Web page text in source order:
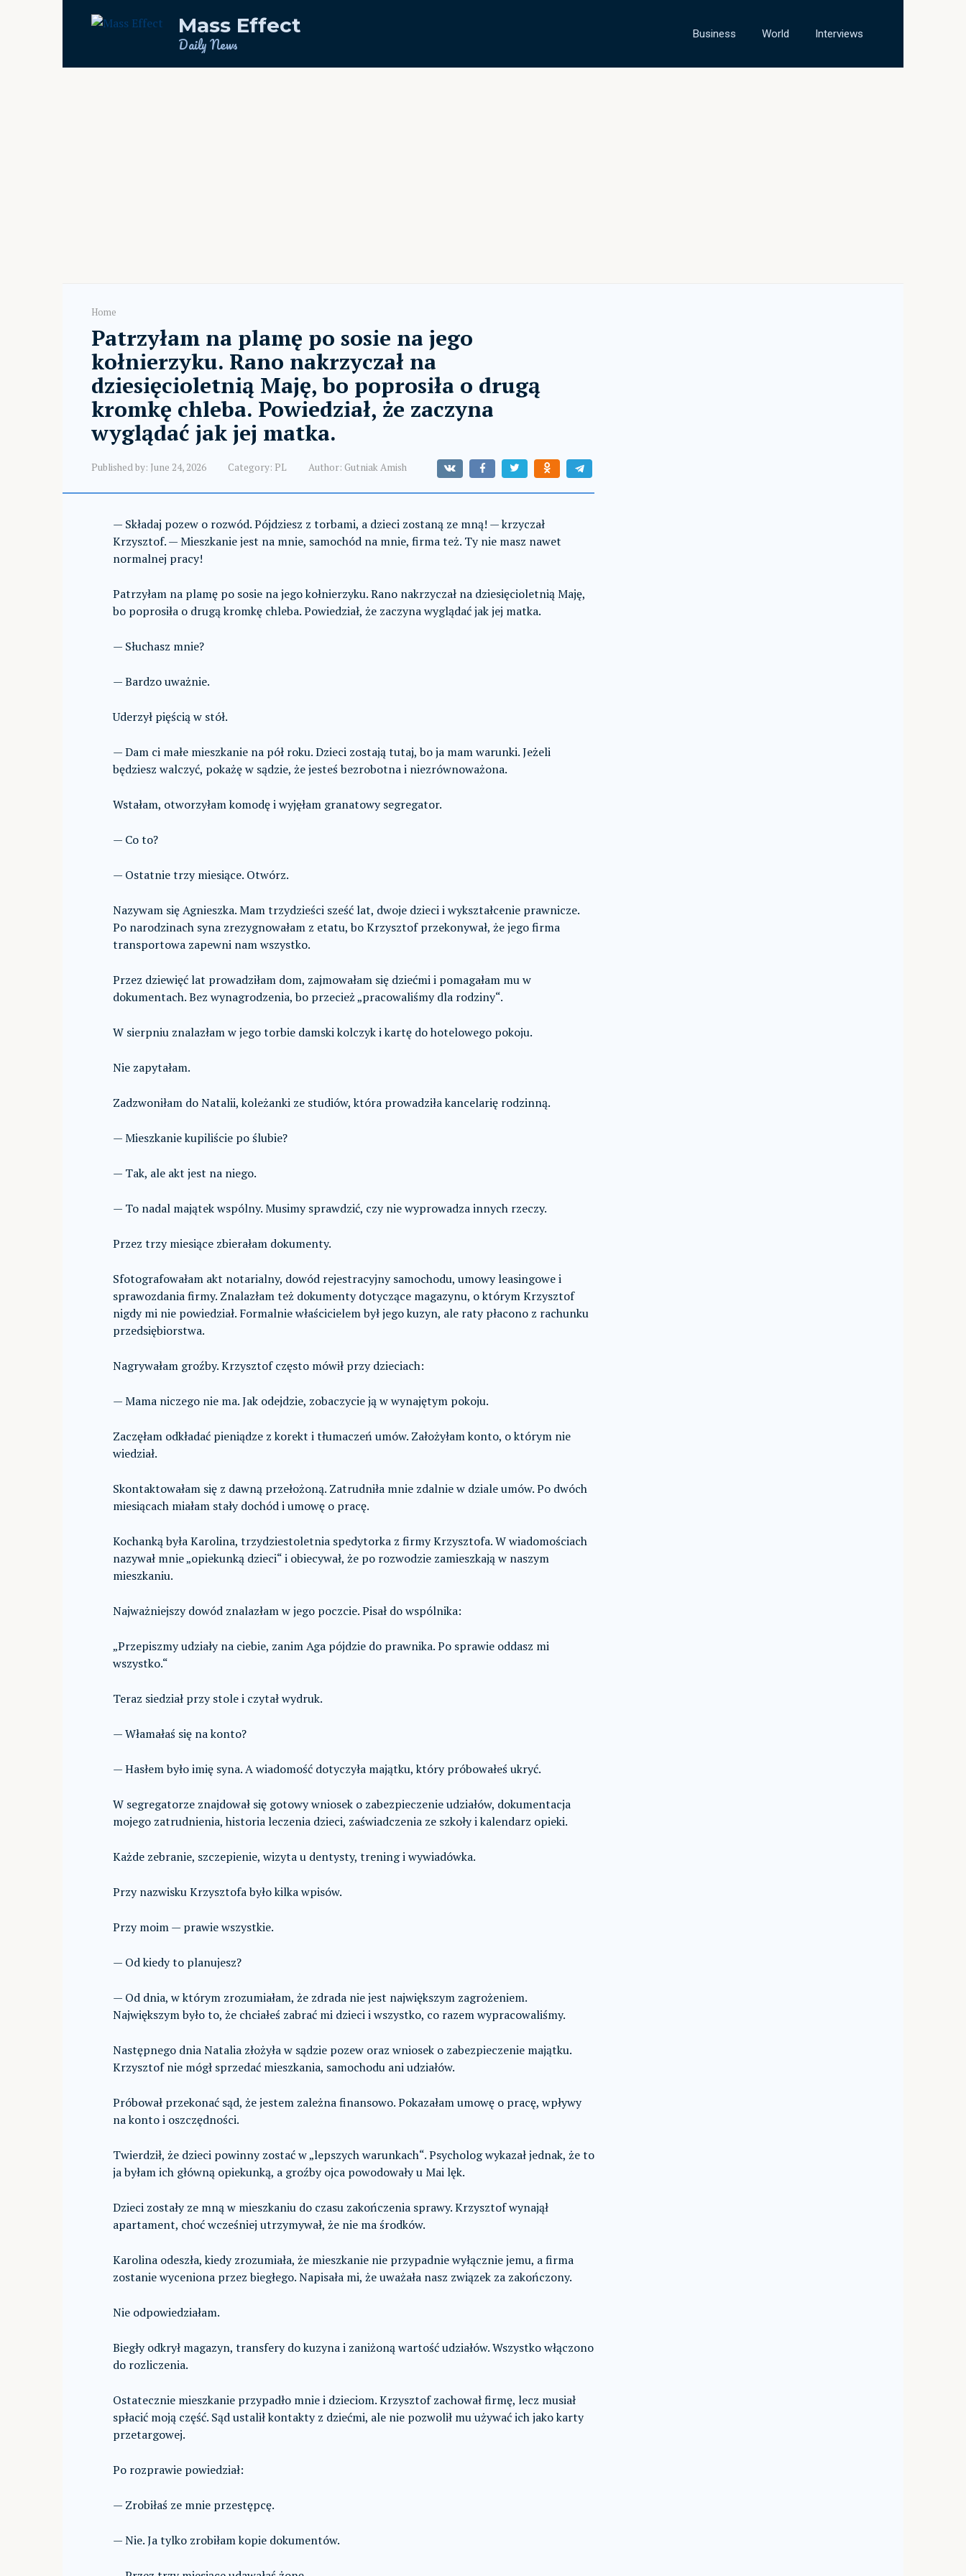
Mass Effect
Daily News
Business World Interviews
Home
Patrzyłam na plamę po sosie na jego
kołnierzyku. Rano nakrzyczał na
dziesięcioletnią Maję, bo poprosiła o drugą
kromkę chleba. Powiedział, że zaczyna
wyglądać jak jej matka.
Published by: June 24, 2026 Category: PL Author: Gutniak Amish
— Składaj pozew o rozwód. Pójdziesz z torbami, a dzieci zostaną ze mną! — krzyczał
Krzysztof. — Mieszkanie jest na mnie, samochód na mnie, firma też. Ty nie masz nawet
normalnej pracy!
Patrzyłam na plamę po sosie na jego kołnierzyku. Rano nakrzyczał na dziesięcioletnią Maję,
bo poprosiła o drugą kromkę chleba. Powiedział, że zaczyna wyglądać jak jej matka.
— Słuchasz mnie?
— Bardzo uważnie.
Uderzył pięścią w stół.
— Dam ci małe mieszkanie na pół roku. Dzieci zostają tutaj, bo ja mam warunki. Jeżeli
będziesz walczyć, pokażę w sądzie, że jesteś bezrobotna i niezrównoważona.
Wstałam, otworzyłam komodę i wyjęłam granatowy segregator.
— Co to?
— Ostatnie trzy miesiące. Otwórz.
Nazywam się Agnieszka. Mam trzydzieści sześć lat, dwoje dzieci i wykształcenie prawnicze.
Po narodzinach syna zrezygnowałam z etatu, bo Krzysztof przekonywał, że jego firma
transportowa zapewni nam wszystko.
Przez dziewięć lat prowadziłam dom, zajmowałam się dziećmi i pomagałam mu w
dokumentach. Bez wynagrodzenia, bo przecież „pracowaliśmy dla rodziny“.
W sierpniu znalazłam w jego torbie damski kolczyk i kartę do hotelowego pokoju.
Nie zapytałam.
Zadzwoniłam do Natalii, koleżanki ze studiów, która prowadziła kancelarię rodzinną.
— Mieszkanie kupiliście po ślubie?
— Tak, ale akt jest na niego.
— To nadal majątek wspólny. Musimy sprawdzić, czy nie wyprowadza innych rzeczy.
Przez trzy miesiące zbierałam dokumenty.
Sfotografowałam akt notarialny, dowód rejestracyjny samochodu, umowy leasingowe i
sprawozdania firmy. Znalazłam też dokumenty dotyczące magazynu, o którym Krzysztof
nigdy mi nie powiedział. Formalnie właścicielem był jego kuzyn, ale raty płacono z rachunku
przedsiębiorstwa.
Nagrywałam groźby. Krzysztof często mówił przy dzieciach:
— Mama niczego nie ma. Jak odejdzie, zobaczycie ją w wynajętym pokoju.
Zaczęłam odkładać pieniądze z korekt i tłumaczeń umów. Założyłam konto, o którym nie
wiedział.
Skontaktowałam się z dawną przełożoną. Zatrudniła mnie zdalnie w dziale umów. Po dwóch
miesiącach miałam stały dochód i umowę o pracę.
Kochanką była Karolina, trzydziestoletnia spedytorka z firmy Krzysztofa. W wiadomościach
nazywał mnie „opiekunką dzieci“ i obiecywał, że po rozwodzie zamieszkają w naszym
mieszkaniu.
Najważniejszy dowód znalazłam w jego poczcie. Pisał do wspólnika:
„Przepiszmy udziały na ciebie, zanim Aga pójdzie do prawnika. Po sprawie oddasz mi
wszystko.“
Teraz siedział przy stole i czytał wydruk.
— Włamałaś się na konto?
— Hasłem było imię syna. A wiadomość dotyczyła majątku, który próbowałeś ukryć.
W segregatorze znajdował się gotowy wniosek o zabezpieczenie udziałów, dokumentacja
mojego zatrudnienia, historia leczenia dzieci, zaświadczenia ze szkoły i kalendarz opieki.
Każde zebranie, szczepienie, wizyta u dentysty, trening i wywiadówka.
Przy nazwisku Krzysztofa było kilka wpisów.
Przy moim — prawie wszystkie.
— Od kiedy to planujesz?
— Od dnia, w którym zrozumiałam, że zdrada nie jest największym zagrożeniem.
Największym było to, że chciałeś zabrać mi dzieci i wszystko, co razem wypracowaliśmy.
Następnego dnia Natalia złożyła w sądzie pozew oraz wniosek o zabezpieczenie majątku.
Krzysztof nie mógł sprzedać mieszkania, samochodu ani udziałów.
Próbował przekonać sąd, że jestem zależna finansowo. Pokazałam umowę o pracę, wpływy
na konto i oszczędności.
Twierdził, że dzieci powinny zostać w „lepszych warunkach“. Psycholog wykazał jednak, że to
ja byłam ich główną opiekunką, a groźby ojca powodowały u Mai lęk.
Dzieci zostały ze mną w mieszkaniu do czasu zakończenia sprawy. Krzysztof wynajął
apartament, choć wcześniej utrzymywał, że nie ma środków.
Karolina odeszła, kiedy zrozumiała, że mieszkanie nie przypadnie wyłącznie jemu, a firma
zostanie wyceniona przez biegłego. Napisała mi, że uważała nasz związek za zakończony.
Nie odpowiedziałam.
Biegły odkrył magazyn, transfery do kuzyna i zaniżoną wartość udziałów. Wszystko włączono
do rozliczenia.
Ostatecznie mieszkanie przypadło mnie i dzieciom. Krzysztof zachował firmę, lecz musiał
spłacić moją część. Sąd ustalił kontakty z dziećmi, ale nie pozwolił mu używać ich jako karty
przetargowej.
Po rozprawie powiedział:
— Zrobiłaś ze mnie przestępcę.
— Nie. Ja tylko zrobiłam kopie dokumentów.